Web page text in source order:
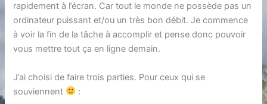
rapidement à l’écran. Car tout le monde ne possède pas un
ordinateur puissant et/ou un très bon débit. Je commence
à voir la fin de la tâche à accomplir et pense donc pouvoir
vous mettre tout ça en ligne demain.
J’ai choisi de faire trois parties. Pour ceux qui se
souviennent
: